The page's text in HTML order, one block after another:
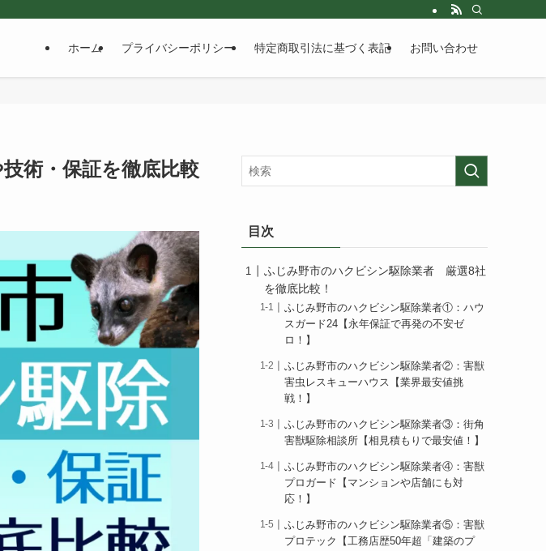
ホーム プライバシーポリシー 特定商取引法に基づく表記 お問い合わせ
術・保証を徹底比較
目次
ふじみ野市のハクビシン駆除業者 厳選8社
を徹底比較！
ふじみ野市のハクビシン駆除業者①：ハウ
スガード24【永年保証で再発の不安ゼ
ロ！】
ふじみ野市のハクビシン駆除業者②：害獣
害虫レスキューハウス【業界最安値挑
戦！】
ふじみ野市のハクビシン駆除業者③：街角
害獣駆除相談所【相見積もりで最安値！】
ふじみ野市のハクビシン駆除業者④：害獣
プロガード【マンションや店舗にも対
応！】
ふじみ野市のハクビシン駆除業者⑤：害獣
プロテック【工務店歴50年超「建築のプ